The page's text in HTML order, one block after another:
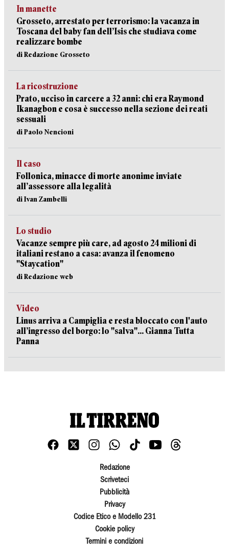
In manette
Grosseto, arrestato per terrorismo: la vacanza in
Toscana del baby fan dell’Isis che studiava come
realizzare bombe
di Redazione Grosseto
La ricostruzione
Prato, ucciso in carcere a 32 anni: chi era Raymond
Ikanagbon e cosa è successo nella sezione dei reati
sessuali
di Paolo Nencioni
Il caso
Follonica, minacce di morte anonime inviate
all’assessore alla legalità
di Ivan Zambelli
Lo studio
Vacanze sempre più care, ad agosto 24 milioni di
italiani restano a casa: avanza il fenomeno
"Staycation"
di Redazione web
Video
Linus arriva a Campiglia e resta bloccato con l'auto
all’ingresso del borgo: lo "salva"... Gianna Tutta
Panna
Redazione
Scriveteci
Pubblicità
Privacy
Codice Etico e Modello 231
Cookie policy
Termini e condizioni